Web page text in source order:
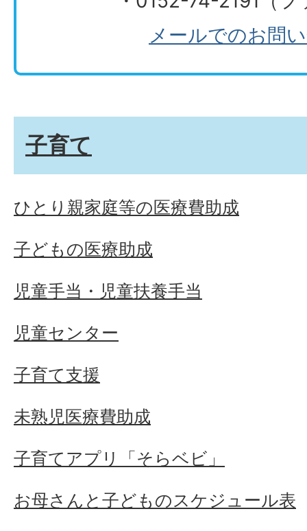
メールでのお問
子育て
ひとり親家庭等の医療費助成
子どもの医療助成
児童手当・児童扶養手当
児童センター
子育て支援
未熟児医療費助成
子育てアプリ「そらベビ」
お母さんと子どものスケジュール表